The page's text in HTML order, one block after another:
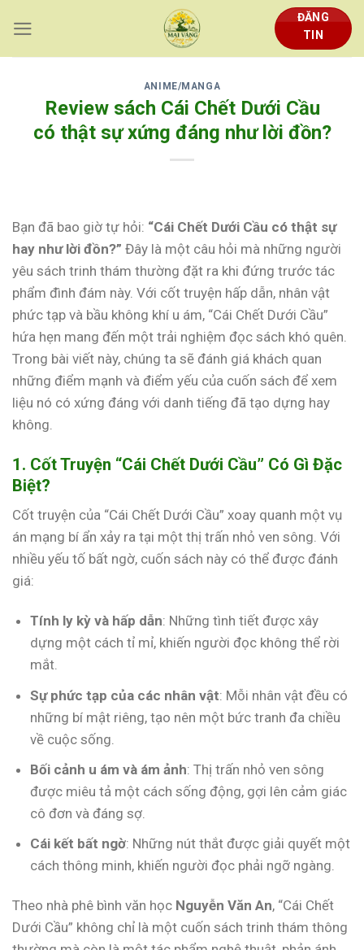
content
ĐĂNG
TIN
ANIME/MANGA
Review sách Cái Chết Dưới Cầu
có thật sự xứng đáng như lời đồn?
Bạn đã bao giờ tự hỏi: “Cái Chết Dưới Cầu có thật sự
hay như lời đồn?” Đây là một câu hỏi mà những người
yêu sách trinh thám thường đặt ra khi đứng trước tác
phẩm đình đám này. Với cốt truyện hấp dẫn, nhân vật
phức tạp và bầu không khí u ám, “Cái Chết Dưới Cầu”
hứa hẹn mang đến một trải nghiệm đọc sách khó quên.
Trong bài viết này, chúng ta sẽ đánh giá khách quan
những điểm mạnh và điểm yếu của cuốn sách để xem
liệu nó có xứng đáng với danh tiếng đã tạo dựng hay
không.
1. Cốt Truyện “Cái Chết Dưới Cầu” Có Gì Đặc
Biệt?
Cốt truyện của “Cái Chết Dưới Cầu” xoay quanh một vụ
án mạng bí ẩn xảy ra tại một thị trấn nhỏ ven sông. Với
nhiều yếu tố bất ngờ, cuốn sách này có thể được đánh
giá:
Tính ly kỳ và hấp dẫn: Những tình tiết được xây
dựng một cách tỉ mỉ, khiến người đọc không thể rời
mắt.
Sự phức tạp của các nhân vật: Mỗi nhân vật đều có
những bí mật riêng, tạo nên một bức tranh đa chiều
về cuộc sống.
Bối cảnh u ám và ám ảnh: Thị trấn nhỏ ven sông
được miêu tả một cách sống động, gợi lên cảm giác
cô đơn và đáng sợ.
Cái kết bất ngờ: Những nút thắt được giải quyết một
cách thông minh, khiến người đọc phải ngỡ ngàng.
Theo nhà phê bình văn học Nguyễn Văn An, “Cái Chết
Dưới Cầu” không chỉ là một cuốn sách trinh thám thông